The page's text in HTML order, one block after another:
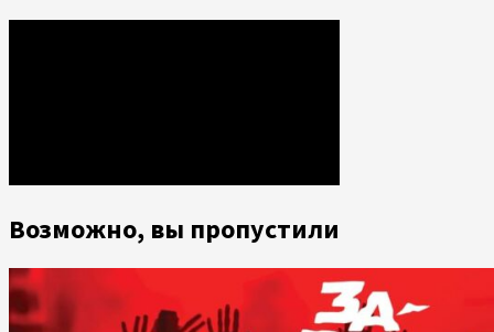
Тарковского»
Возможно, вы пропустили